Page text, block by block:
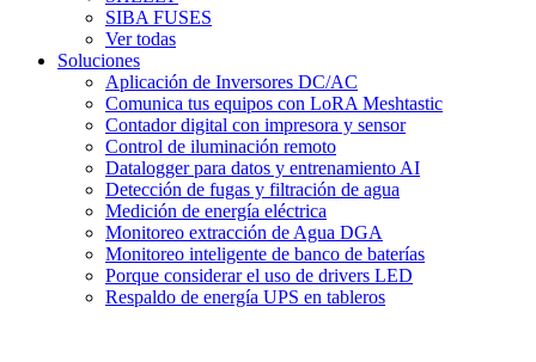
SIBA FUSES
Ver todas
Soluciones
Aplicación de Inversores DC/AC
Comunica tus equipos con LoRA Meshtastic
Contador digital con impresora y sensor
Control de iluminación remoto
Datalogger para datos y entrenamiento AI
Detección de fugas y filtración de agua
Medición de energía eléctrica
Monitoreo extracción de Agua DGA
Monitoreo inteligente de banco de baterías
Porque considerar el uso de drivers LED
Respaldo de energía UPS en tableros